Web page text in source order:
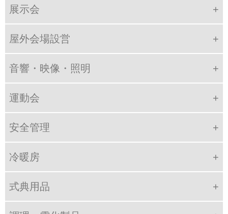
展示会
屋外会場設営
音響・映像・照明
運動会
安全管理
冷暖房
式典用品